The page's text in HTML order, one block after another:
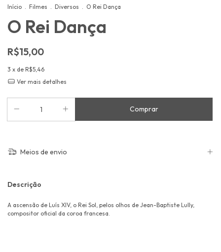
Início Filmes Diversos O Rei Dança
O Rei Dança
R$15,00
3 x de R$5,46
Ver mais detalhes
Meios de envio
Descrição
A ascensão de Luís XIV, o Rei Sol, pelos olhos de Jean-Baptiste Lully,
compositor oficial da coroa francesa.